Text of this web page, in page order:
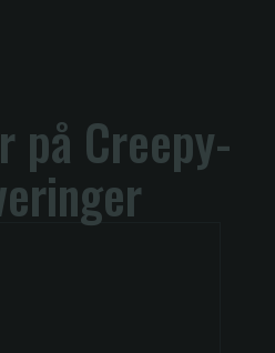
på Creepy-